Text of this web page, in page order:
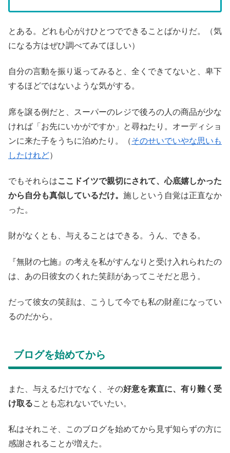
とある。どれも心がけひとつでできることばかりだ。（気
になる方はぜひ調べてみてほしい）
自分の言動を振り返ってみると、全くできてないと、卑下
するほどではないような気がする。
席を譲る例だと、スーパーのレジで後ろの人の商品が少な
ければ「お先にいかがですか」と尋ねたり。オーディショ
ンに来た子をうちに泊めたり。（そのせいでいやな思いも
したけれど）
でもそれらはここドイツで親切にされて、心底嬉しかった
から自分も真似しているだけ。 施しという自覚は正直なか
った。
財がなくとも、与えることはできる。うん、できる。
『無財の七施』の考えを私がすんなりと受け入れられたの
は、あの日彼女のくれた笑顔があってこそだと思う。
だって彼女の笑顔は、こうして今でも私の財産になってい
るのだから。
ブログを始めてから
また、与えるだけでなく、その好意を素直に、有り難く受
け取ることも忘れないでいたい。
私はそれこそ、このブログを始めてから見ず知らずの方に
感謝されることが増えた。